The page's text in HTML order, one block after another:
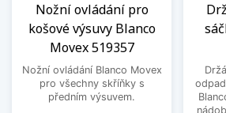
Nožní ovládání pro
košové výsuvy Blanco
Movex 519357
Nožní ovládání Blanco Movex
pro všechny skříňky s
předním výsuvem.